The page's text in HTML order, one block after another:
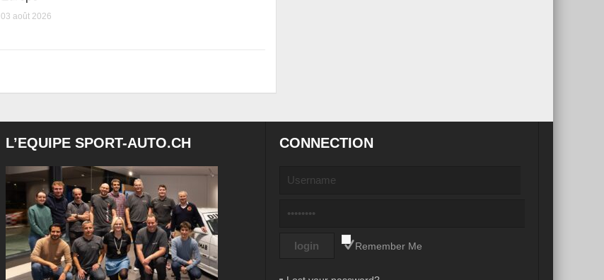
03 août 2026
L’EQUIPE SPORT-AUTO.CH CONNECTION
Remember Me